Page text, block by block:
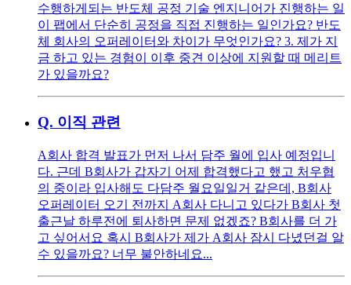
수행하게되는 반도체 공정 기술 엔지니어가 진행하는 일
이 팹에서 단순히 공정을 직접 진행하는 일인가요? 반도
체 회사의 오퍼레이터와 차이가 무엇인가요? 3. 제가 지
금 하고 있는 경험이 이후 중견 이상에 지원할 때 메리트
가 있을까요?
Q. 이직 관련
A회사 합격 발표가 먼저 나서 담주 월에 입사 예정입니
다. 근데 B회사가 갑자기 어제 합격했다고 했고 처우협
의 중이라 입사해도 다담주 월요일일거 같은데, B회사
오퍼레이터 오기 전까지 A회사 다니고 있다가 B회사 첫
출근날 하루전에 퇴사하면 문제 없겠죠? B회사를 더 가
고 싶어서요 혹시 B회사가 제가 A회사 잠시 다녔던걸 알
수 있을까요? 너무 불안하네요...